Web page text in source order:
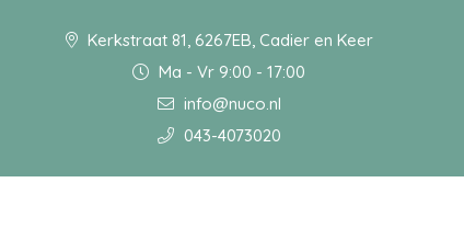
Kerkstraat 81, 6267EB, Cadier en Keer
Ma - Vr 9:00 - 17:00
info@nuco.nl
043-4073020